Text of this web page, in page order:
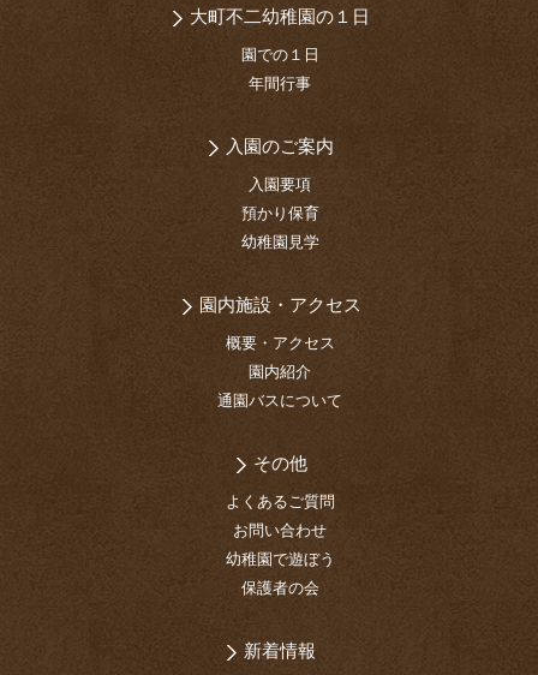
大町不二幼稚園の１日
園での１日
年間行事
入園のご案内
入園要項
預かり保育
幼稚園見学
園内施設・アクセス
概要・アクセス
園内紹介
通園バスについて
その他
よくあるご質問
お問い合わせ
幼稚園で遊ぼう
保護者の会
新着情報